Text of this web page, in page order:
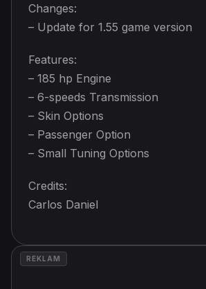
Changes:
– Update for 1.55 game version
Features:
– 185 hp Engine
– 6-speeds Transmission
– Skin Options
– Passenger Option
– Small Tuning Options
Credits:
Carlos Daniel
REKLAM